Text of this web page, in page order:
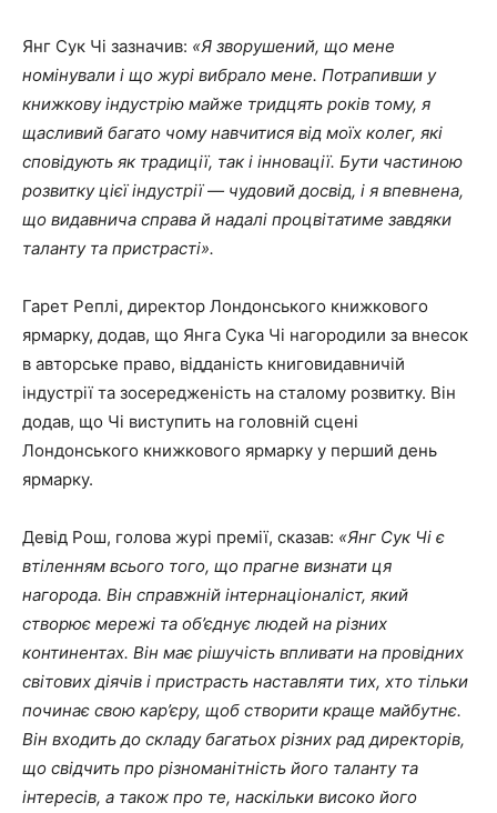
Янг Сук Чі зазначив: «Я зворушений, що мене
номінували і що журі вибрало мене. Потрапивши у
книжкову індустрію майже тридцять років тому, я
щасливий багато чому навчитися від моїх колег, які
сповідують як традиції, так і інновації. Бути частиною
розвитку цієї індустрії — чудовий досвід, і я впевнена,
що видавнича справа й надалі процвітатиме завдяки
таланту та пристрасті».
Гарет Реплі, директор Лондонського книжкового
ярмарку, додав, що Янга Сука Чі нагородили за внесок
в авторське право, відданість книговидавничій
індустрії та зосередженість на сталому розвитку. Він
додав, що Чі виступить на головній сцені
Лондонського книжкового ярмарку у перший день
ярмарку.
Девід Рош, голова журі премії, сказав: «Янг Сук Чі є
втіленням всього того, що прагне визнати ця
нагорода. Він справжній інтернаціоналіст, який
створює мережі та об’єднує людей на різних
континентах. Він має рішучість впливати на провідних
світових діячів і пристрасть наставляти тих, хто тільки
починає свою кар’єру, щоб створити краще майбутнє.
Він входить до складу багатьох різних рад директорів,
що свідчить про різноманітність його таланту та
інтересів, а також про те, наскільки високо його